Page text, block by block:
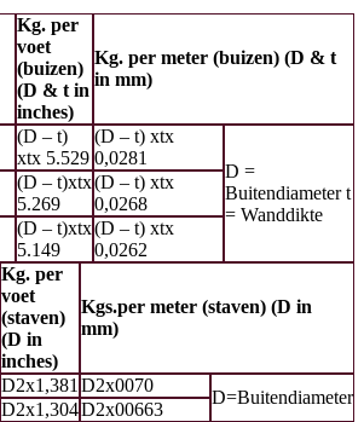
Kg. per
voet
(buizen)
(D & t in
inches)
Kg. per meter (buizen) (D & t
in mm)
(D – t)
xtx 5.529
(D – t) xtx
0,0281
D =
Buitendiameter t
= Wanddikte
(D – t)xtx
5.269
(D – t) xtx
0,0268
(D – t)xtx
5.149
(D – t) xtx
0,0262
Kg. per
voet
(staven)
(D in
inches)
Kgs.per meter (staven) (D in
mm)
D2x1,381D2x0070
D=Buitendiameter
D2x1,304D2x00663